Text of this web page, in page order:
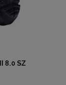
8.0 SZ